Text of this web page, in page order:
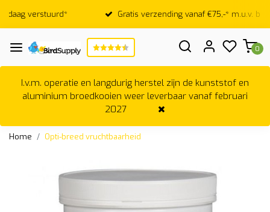
Gratis verzending vanaf €75,-* m.u.v. broedkooien
0
I.v.m. operatie en langdurig herstel zijn de kunststof en
aluminium broedkooien weer leverbaar vanaf februari
2027
Home Opti-breed vruchtbaarheid